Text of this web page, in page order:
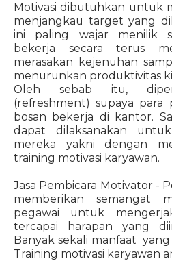
Motivasi dibutuhkan untuk
menjangkau target yang
ini paling wajar menilik
bekerja secara terus
merasakan kejenuhan
menurunkan produktivitas
Oleh sebab itu,
(refreshment) supaya para
bosan bekerja di kantor.
dapat dilaksanakan
mereka yakni dengan
training motivasi karyawan.
Jasa Pembicara Motivator -
memberikan semangat
pegawai untuk
tercapai harapan yang
Banyak sekali manfaat
Training motivasi karyawan